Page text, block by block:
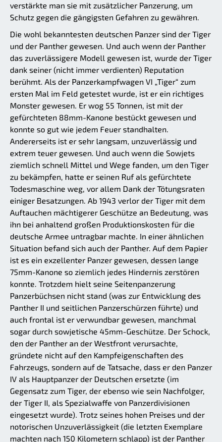
verstärkte man sie mit zusätzlicher Panzerung, um
Schutz gegen die gängigsten Gefahren zu gewähren.
Die wohl bekanntesten deutschen Panzer sind der Tiger
und der Panther gewesen. Und auch wenn der Panther
das zuverlässigere Modell gewesen ist, wurde der Tiger
dank seiner (nicht immer verdienten) Reputation
berühmt. Als der Panzerkampfwagen VI „Tiger“ zum
ersten Mal im Feld getestet wurde, ist er ein richtiges
Monster gewesen. Er wog 55 Tonnen, ist mit der
gefürchteten 88mm-Kanone bestückt gewesen und
konnte so gut wie jedem Feuer standhalten.
Andererseits ist er sehr langsam, unzuverlässig und
extrem teuer gewesen. Und auch wenn die Sowjets
ziemlich schnell Mittel und Wege fanden, um den Tiger
zu bekämpfen, hatte er seinen Ruf als gefürchtete
Todesmaschine weg, vor allem Dank der Tötungsraten
einiger Besatzungen. Ab 1943 verlor der Tiger mit dem
Auftauchen mächtigerer Geschütze an Bedeutung, was
ihn bei anhaltend großen Produktionskosten für die
deutsche Armee untragbar machte. In einer ähnlichen
Situation befand sich auch der Panther. Auf dem Papier
ist es ein exzellenter Panzer gewesen, dessen lange
75mm-Kanone so ziemlich jedes Hindernis zerstören
konnte. Trotzdem hielt seine Seitenpanzerung
Panzerbüchsen nicht stand (was zur Entwicklung des
Panther II und seitlichen Panzerschürzen führte) und
auch frontal ist er verwundbar gewesen, manchmal
sogar durch sowjetische 45mm-Geschütze. Der Schock,
den der Panther an der Westfront verursachte,
gründete nicht auf den Kampfeigenschaften des
Fahrzeugs, sondern auf de Tatsache, dass er den Panzer
IV als Hauptpanzer der Deutschen ersetzte (im
Gegensatz zum Tiger, der ebenso wie sein Nachfolger,
der Tiger II, als Spezialwaffe von Panzerdivisionen
eingesetzt wurde). Trotz seines hohen Preises und der
notorischen Unzuverlässigkeit (die letzten Exemplare
machten nach 150 Kilometern schlapp) ist der Panther